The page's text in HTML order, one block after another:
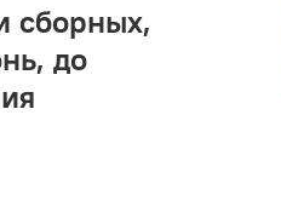
сборных,
до